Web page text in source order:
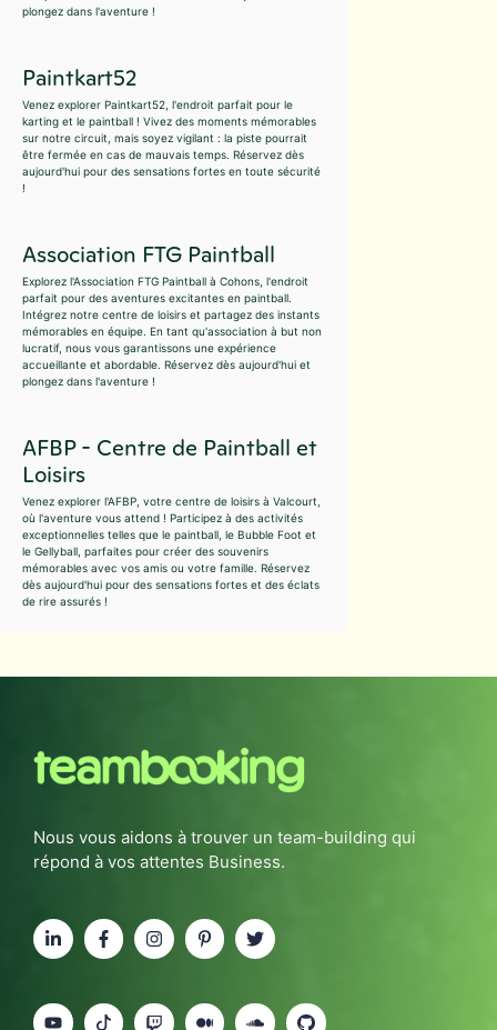
plongez dans l'aventure !
Paintkart52
Venez explorer Paintkart52, l'endroit parfait pour le
karting et le paintball ! Vivez des moments mémorables
sur notre circuit, mais soyez vigilant : la piste pourrait
être fermée en cas de mauvais temps. Réservez dès
aujourd'hui pour des sensations fortes en toute sécurité
!
Association FTG Paintball
Explorez l'Association FTG Paintball à Cohons, l'endroit
parfait pour des aventures excitantes en paintball.
Intégrez notre centre de loisirs et partagez des instants
mémorables en équipe. En tant qu'association à but non
lucratif, nous vous garantissons une expérience
accueillante et abordable. Réservez dès aujourd'hui et
plongez dans l'aventure !
AFBP - Centre de Paintball et
Loisirs
Venez explorer l'AFBP, votre centre de loisirs à Valcourt,
où l'aventure vous attend ! Participez à des activités
exceptionnelles telles que le paintball, le Bubble Foot et
le Gellyball, parfaites pour créer des souvenirs
mémorables avec vos amis ou votre famille. Réservez
dès aujourd'hui pour des sensations fortes et des éclats
de rire assurés !
Nous vous aidons à trouver un team-building qui
répond à vos attentes Business.